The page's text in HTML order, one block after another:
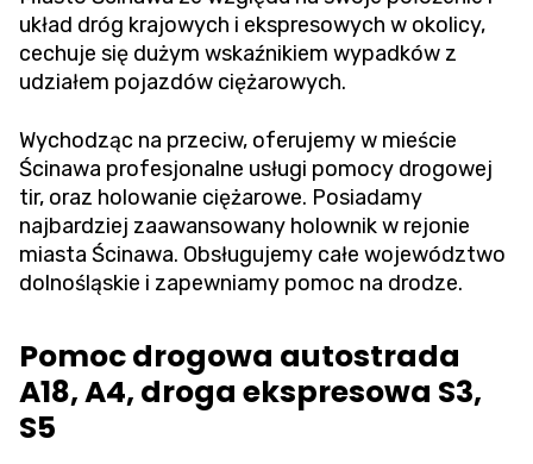
układ dróg krajowych i ekspresowych w okolicy,
cechuje się dużym wskaźnikiem wypadków z
udziałem pojazdów ciężarowych.
Wychodząc na przeciw, oferujemy w mieście
Ścinawa profesjonalne usługi pomocy drogowej
tir, oraz holowanie ciężarowe. Posiadamy
najbardziej zaawansowany holownik w rejonie
miasta Ścinawa. Obsługujemy całe województwo
dolnośląskie i zapewniamy pomoc na drodze.
Pomoc drogowa autostrada
A18, A4, droga ekspresowa S3,
S5